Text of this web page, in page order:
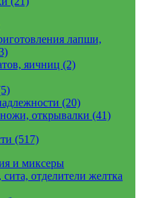
лапши,
яичниц (2)
(20)
открывалки (41)
(517)
и миксеры
отделители желтка